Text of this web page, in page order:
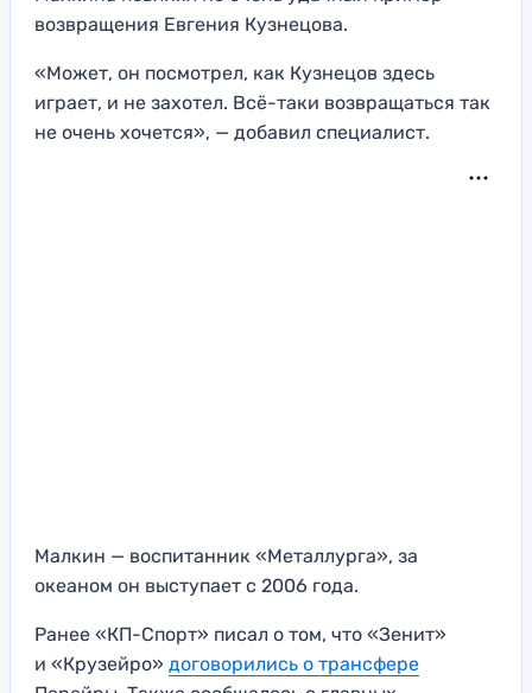
возвращения Евгения Кузнецова.
«Может, он посмотрел, как Кузнецов здесь
играет, и не захотел. Всё-таки возвращаться так
не очень хочется», — добавил специалист.
Малкин — воспитанник «Металлурга», за
океаном он выступает с 2006 года.
Ранее «КП-Спорт» писал о том, что «Зенит»
и «Крузейро» договорились о трансфере